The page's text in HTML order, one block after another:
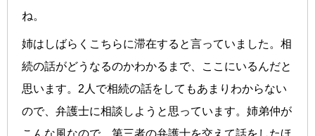
ね。
姉はしばらくこちらに滞在すると言っていました。相
続の話がどうなるのかわかるまで、ここにいるんだと
思います。2人で相続の話をしてもあまりわからない
ので、弁護士に相談しようと思っています。姉弟仲が
こんな風なので、第三者の弁護士を交えて話をしたほ